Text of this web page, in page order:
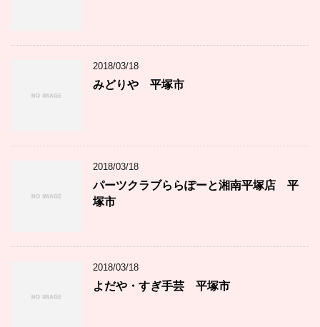
2018/03/18
みどりや 平塚市
2018/03/18
パーツクラブららぽーと湘南平塚店 平
塚市
2018/03/18
よだや・すぎ手芸 平塚市